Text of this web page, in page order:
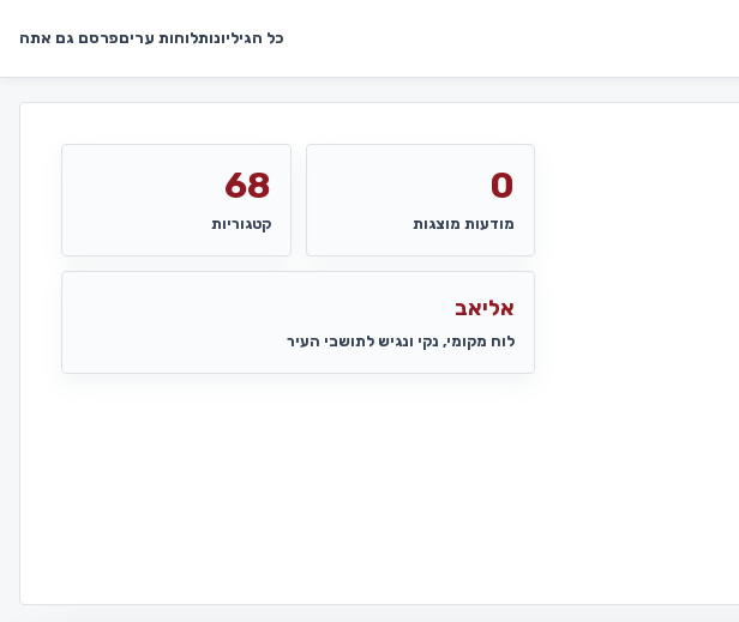
כל הגיליונותלוחות עריםפרסם גם אתה
0
מודעות מוצגות
68
קטגוריות
אליאב
לוח מקומי, נקי ונגיש לתושבי העיר